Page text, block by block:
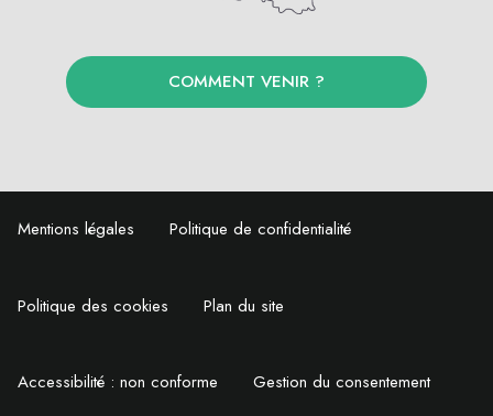
COMMENT VENIR ?
Mentions légales Politique de confidentialité
Politique des cookies Plan du site
Accessibilité : non conforme Gestion du consentement